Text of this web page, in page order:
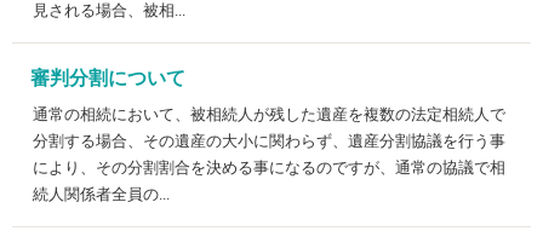
見される場合、被相...
審判分割について
通常の相続において、被相続人が残した遺産を複数の法定相続人で
分割する場合、その遺産の大小に関わらず、遺産分割協議を行う事
により、その分割割合を決める事になるのですが、通常の協議で相
続人関係者全員の...